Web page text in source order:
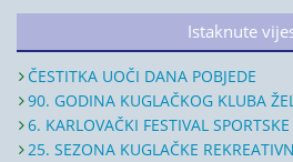
Istaknute
ČESTITKA UOČI DANA POBJEDE
90. GODINA KUGLAČKOG KLUBA
6. KARLOVAČKI FESTIVAL SPORTSKE
25. SEZONA KUGLAČKE